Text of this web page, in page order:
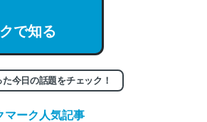
entry/2023/03/27
ついての考察（１） - conceptualization
で知る
今日の話題をチェック！
マーク人気記事